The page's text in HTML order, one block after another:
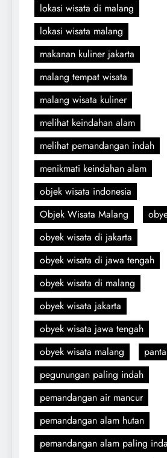
lokasi wisata di malang
lokasi wisata malang
makanan kuliner jakarta
malang tempat wisata
malang wisata kuliner
melihat keindahan alam
melihat pemandangan indah
menikmati keindahan alam
objek wisata indonesia
Objek Wisata Malang
obyek wisata di jakarta
obyek wisata di jawa tengah
obyek wisata di malang
obyek wisata jakarta
obyek wisata jawa tengah
obyek wisata malang
pegunungan paling indah
pemandangan air mancur
pemandangan alam hutan
pemandangan alam paling